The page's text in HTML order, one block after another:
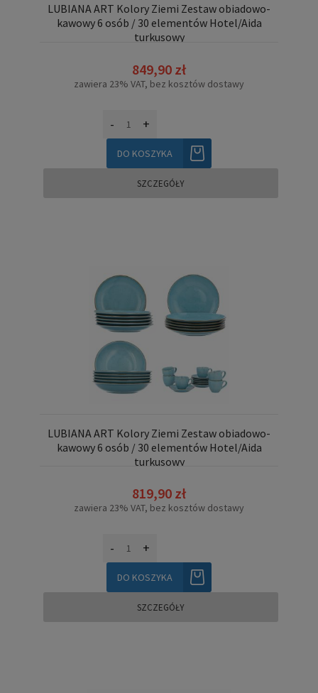
LUBIANA ART Kolory Ziemi Zestaw obiadowo-
kawowy 6 osób / 30 elementów Hotel/Aida
turkusowy
849,90 zł
zawiera 23% VAT, bez kosztów dostawy
- +
DO KOSZYKA
SZCZEGÓŁY
LUBIANA ART Kolory Ziemi Zestaw obiadowo-
kawowy 6 osób / 30 elementów Hotel/Aida
turkusowy
819,90 zł
zawiera 23% VAT, bez kosztów dostawy
- +
DO KOSZYKA
SZCZEGÓŁY